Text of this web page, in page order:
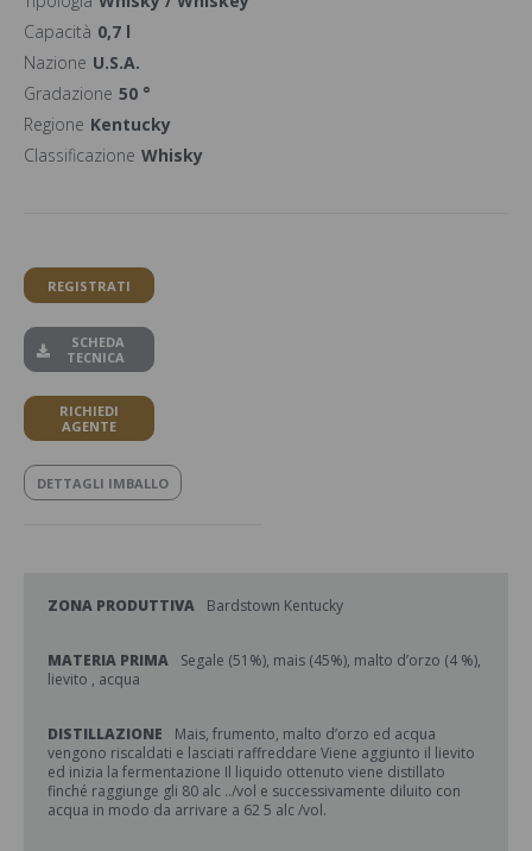
Capacità 0,7 l
Nazione U.S.A.
Gradazione 50 °
Regione Kentucky
Classificazione Whisky
REGISTRATI
SCHEDA
TECNICA
RICHIEDI
AGENTE
DETTAGLI IMBALLO
ZONA PRODUTTIVA Bardstown Kentucky
MATERIA PRIMA
Segale (51%), mais (45%), malto d’orzo (4 %),
lievito , acqua
DISTILLAZIONE
Mais, frumento, malto d’orzo ed acqua
vengono riscaldati e lasciati raffreddare Viene aggiunto il lievito
ed inizia la fermentazione Il liquido ottenuto viene distillato
finché raggiunge gli 80 alc ../vol e successivamente diluito con
acqua in modo da arrivare a 62 5 alc /vol.